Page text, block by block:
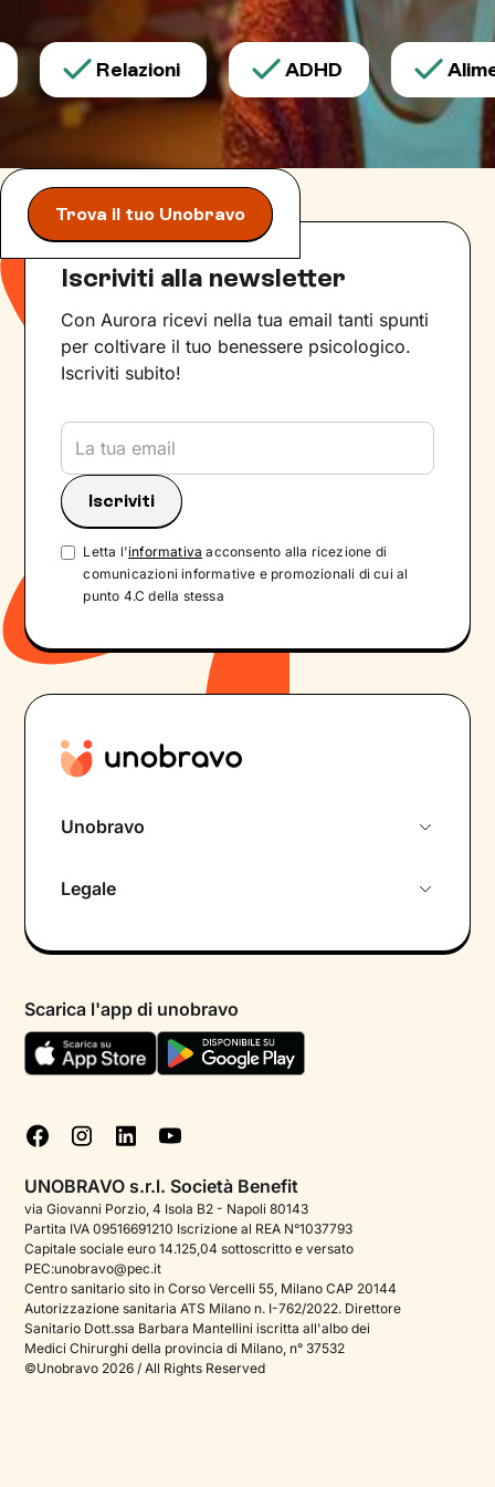
Relazioni ADHD
Trova il tuo Unobravo
Iscriviti alla newsletter
Con Aurora ricevi nella tua email tanti spunti
per coltivare il tuo benessere psicologico.
Iscriviti subito!
Letta l'informativa acconsento alla ricezione di
comunicazioni informative e promozionali di cui al
punto 4.C della stessa
Unobravo
Psicologo in chat
Aiuto urgente
FAQ
Podcast di psicologia
Corporate
Psicologo italiano all'estero
Approfondimenti sulla salute mentale
Sala stampa
Legale
Termini e condizioni
Informativa Privacy
Cookie policy
Gestisci cookie
Scarica l'app di unobravo
UNOBRAVO s.r.l. Società Benefit
via Giovanni Porzio, 4 Isola B2 - Napoli 80143
Partita IVA 09516691210 Iscrizione al REA N°1037793
Capitale sociale euro 14.125,04 sottoscritto e versato
PEC:unobravo@pec.it
Centro sanitario sito in Corso Vercelli 55, Milano CAP 20144
Autorizzazione sanitaria ATS Milano n. I-762/2022. Direttore
Sanitario Dott.ssa Barbara Mantellini iscritta all'albo dei
Medici Chirurghi della provincia di Milano, n° 37532
©Unobravo 2026 / All Rights Reserved